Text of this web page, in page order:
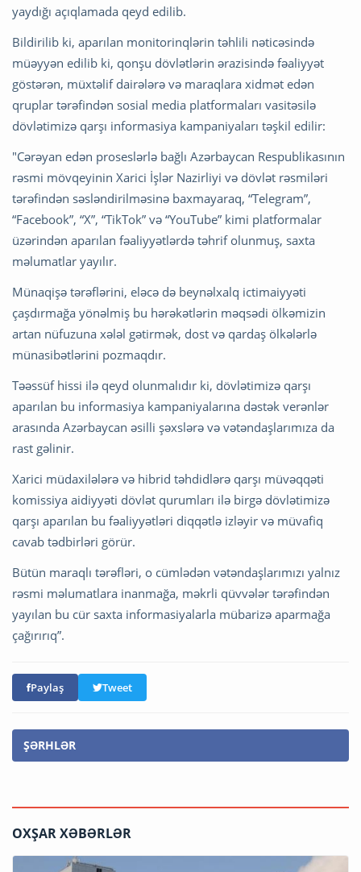
yaydığı açıqlamada qeyd edilib.
Bildirilib ki, aparılan monitorinqlərin təhlili nəticəsində
müəyyən edilib ki, qonşu dövlətlərin ərazisində fəaliyyət
göstərən, müxtəlif dairələrə və maraqlara xidmət edən
qruplar tərəfindən sosial media platformaları vasitəsilə
dövlətimizə qarşı informasiya kampaniyaları təşkil edilir:
"Cərəyan edən proseslərlə bağlı Azərbaycan Respublikasının
rəsmi mövqeyinin Xarici İşlər Nazirliyi və dövlət rəsmiləri
tərəfindən səsləndirilməsinə baxmayaraq, “Telegram”,
“Facebook”, “X”, “TikTok” və “YouTube” kimi platformalar
üzərindən aparılan fəaliyyətlərdə təhrif olunmuş, saxta
məlumatlar yayılır.
Münaqişə tərəflərini, eləcə də beynəlxalq ictimaiyyəti
çaşdırmağa yönəlmiş bu hərəkətlərin məqsədi ölkəmizin
artan nüfuzuna xələl gətirmək, dost və qardaş ölkələrlə
münasibətlərini pozmaqdır.
Təəssüf hissi ilə qeyd olunmalıdır ki, dövlətimizə qarşı
aparılan bu informasiya kampaniyalarına dəstək verənlər
arasında Azərbaycan əsilli şəxslərə və vətəndaşlarımıza da
rast gəlinir.
Xarici müdaxilələrə və hibrid təhdidlərə qarşı müvəqqəti
komissiya aidiyyəti dövlət qurumları ilə birgə dövlətimizə
qarşı aparılan bu fəaliyyətləri diqqətlə izləyir və müvafiq
cavab tədbirləri görür.
Bütün maraqlı tərəfləri, o cümlədən vətəndaşlarımızı yalnız
rəsmi məlumatlara inanmağa, məkrli qüvvələr tərəfindən
yayılan bu cür saxta informasiyalarla mübarizə aparmağa
çağırırıq”.
Paylaş Tweet
ŞƏRHLƏR
OXŞAR XƏBƏRLƏR